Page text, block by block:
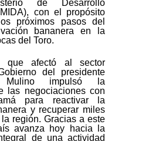
de Desarrollo
con el propósito
próximos pasos del
bananera en la
del Toro.
que afectó al sector
del presidente
impulsó la
las negociaciones con
para reactivar la
y recuperar miles
región. Gracias a este
avanza hoy hacia la
de una actividad